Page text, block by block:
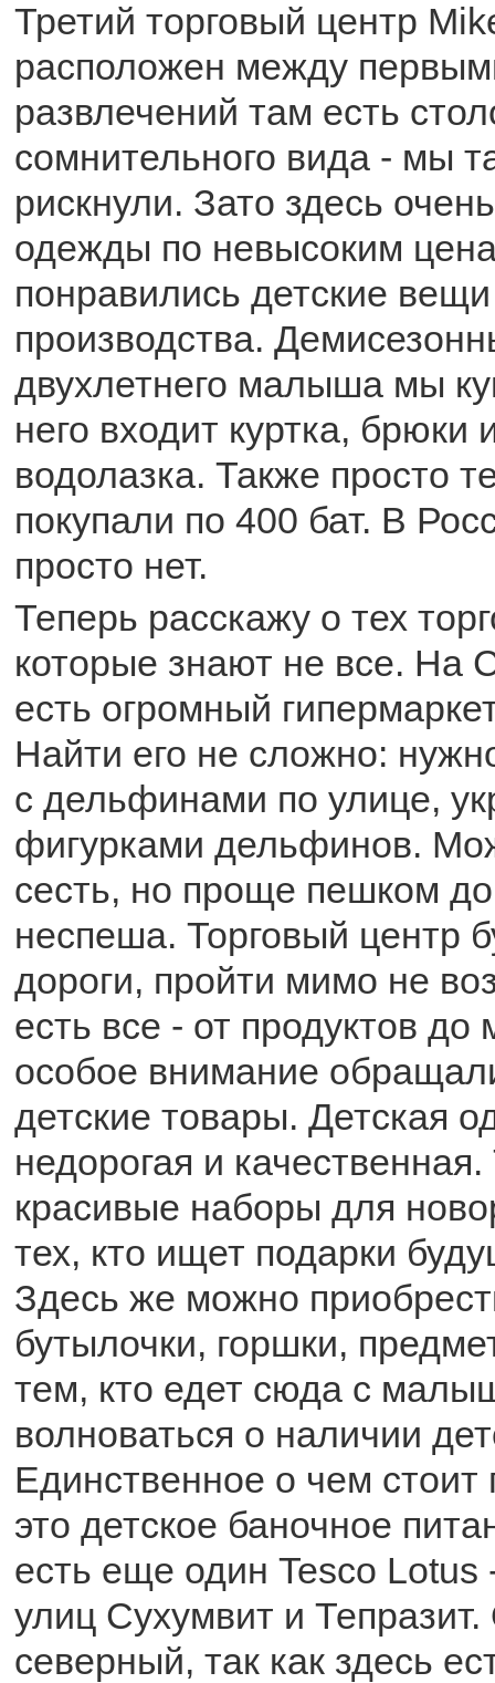
Третий торговый центр
расположен между
развлечений там есть
сомнительного вида - мы
рискнули. Зато здесь
одежды по невысоким
понравились детские вещи
производства.
двухлетнего малыша мы
него входит куртка, брюки
водолазка. Также просто
покупали по 400 бат. В
просто нет.
Теперь расскажу о тех
которые знают не все. На
есть огромный
Найти его не сложно:
с дельфинами по улице,
фигурками дельфинов.
сесть, но проще пешком
неспеша. Торговый центр
дороги, пройти мимо не
есть все - от продуктов
особое внимание
детские товары. Детская
недорогая и
красивые наборы для
тех, кто ищет подарки
Здесь же можно
бутылочки, горшки,
тем, кто едет сюда с
волноваться о наличии
Единственное о чем стоит
это детское баночное
есть еще один Tesco Lotus
улиц Сухумвит и
северный, так как здесь